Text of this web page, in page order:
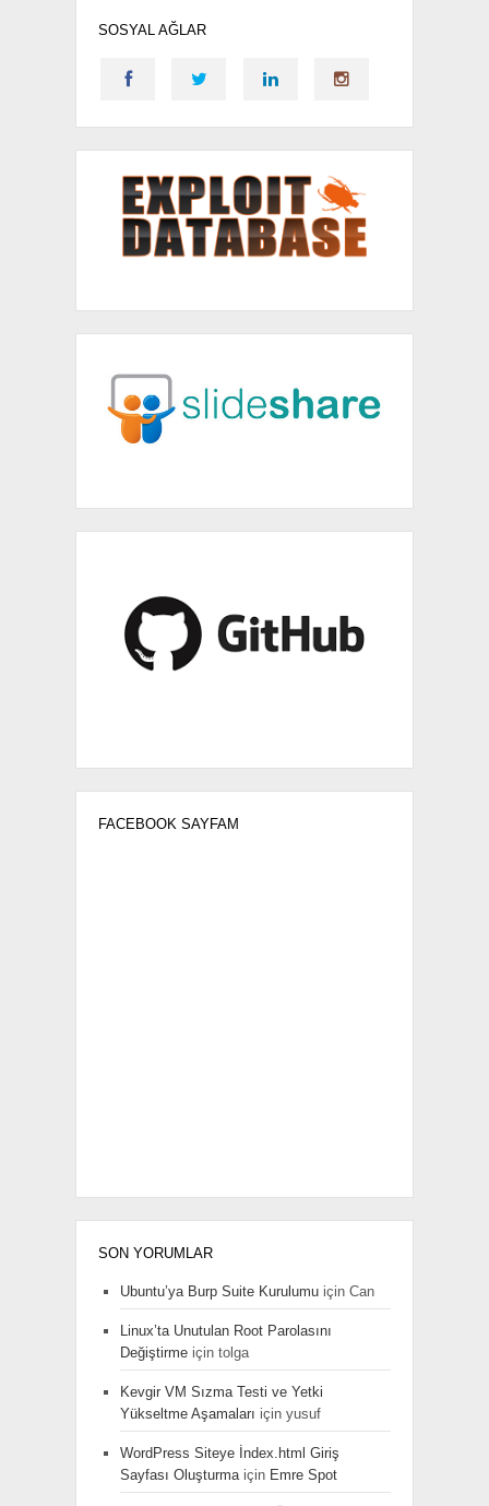
SOSYAL AĞLAR
FACEBOOK SAYFAM
SON YORUMLAR
Ubuntu’ya Burp Suite Kurulumu için Can
Linux’ta Unutulan Root Parolasını
Değiştirme için tolga
Kevgir VM Sızma Testi ve Yetki
Yükseltme Aşamaları için yusuf
WordPress Siteye İndex.html Giriş
Sayfası Oluşturma için Emre Spot